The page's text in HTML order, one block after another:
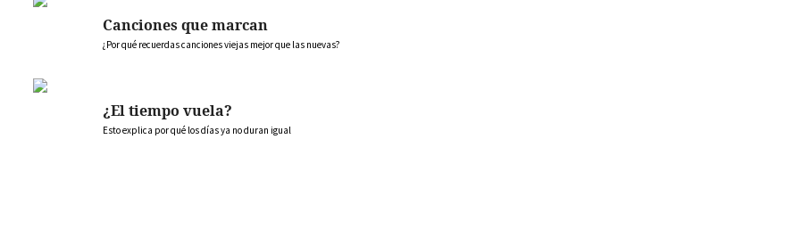
Canciones que marcan
¿Por qué recuerdas canciones viejas mejor que las nuevas?
¿El tiempo vuela?
Esto explica por qué los días ya no duran igual